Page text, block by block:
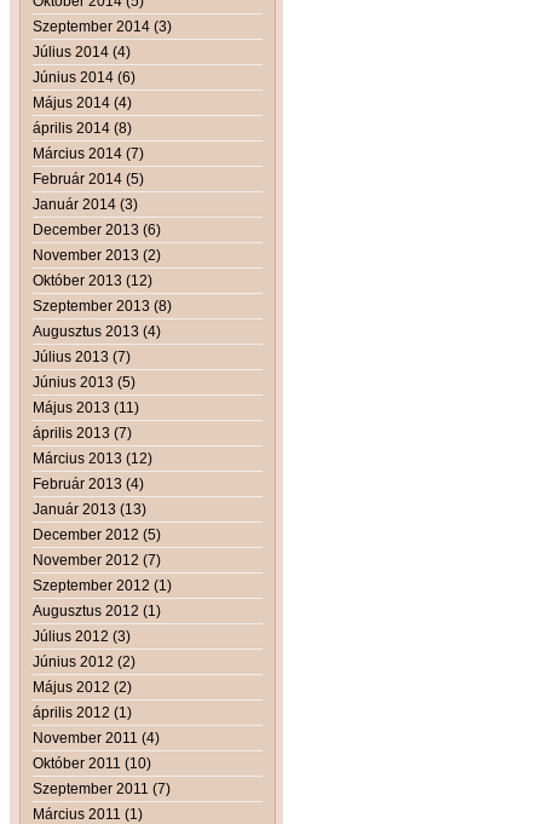
Szeptember 2014 (3)
Július 2014 (4)
Június 2014 (6)
Május 2014 (4)
április 2014 (8)
Március 2014 (7)
Február 2014 (5)
Január 2014 (3)
December 2013 (6)
November 2013 (2)
Október 2013 (12)
Szeptember 2013 (8)
Augusztus 2013 (4)
Július 2013 (7)
Június 2013 (5)
Május 2013 (11)
április 2013 (7)
Március 2013 (12)
Február 2013 (4)
Január 2013 (13)
December 2012 (5)
November 2012 (7)
Szeptember 2012 (1)
Augusztus 2012 (1)
Július 2012 (3)
Június 2012 (2)
Május 2012 (2)
április 2012 (1)
November 2011 (4)
Október 2011 (10)
Szeptember 2011 (7)
Március 2011 (1)